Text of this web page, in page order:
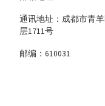
通讯地址：成都市青
层1711号
邮编：610031